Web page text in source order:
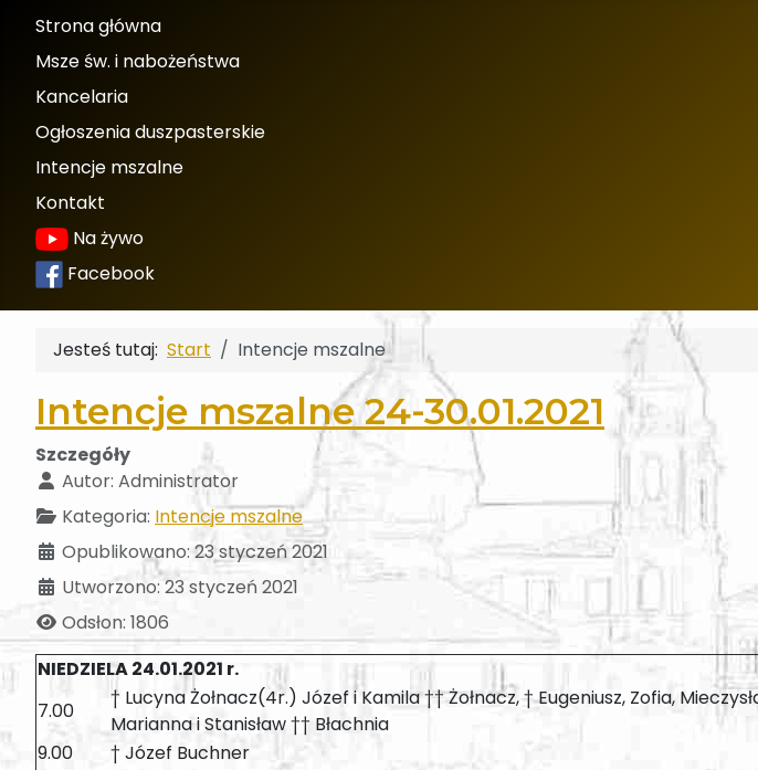
Strona główna
Msze św. i nabożeństwa
Kancelaria
Ogłoszenia duszpasterskie
Intencje mszalne
Kontakt
Na żywo
Facebook
Jesteś tutaj: Start Intencje mszalne
Intencje mszalne 24-30.01.2021
Szczegóły
Autor: Administrator
Kategoria: Intencje mszalne
Opublikowano: 23 styczeń 2021
Utworzono: 23 styczeń 2021
Odsłon: 1806
NIEDZIELA 24.01.2021 r.
7.00
† Lucyna Żołnacz(4r.) Józef i Kamila †† Żołnacz, † Eugeniusz, Zofia,
Marianna i Stanisław †† Błachnia
9.00
† Józef Buchner